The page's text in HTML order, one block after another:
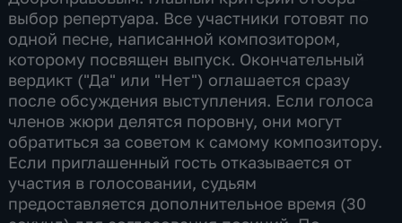
выбор репертуара. Все участники готовят по
одной песне, написанной композитором,
которому посвящен выпуск. Окончательный
вердикт ("Да" или "Нет") оглашается сразу
после обсуждения выступления. Если голоса
членов жюри делятся поровну, они могут
обратиться за советом к самому композитору.
Если приглашенный гость отказывается от
участия в голосовании, судьям
предоставляется дополнительное время (30